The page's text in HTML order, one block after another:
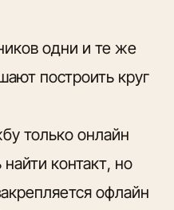
одни и те же
построить круг
только онлайн
контакт, но
офлайн